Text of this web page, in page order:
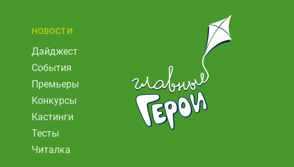
НОВОСТИ
Дайджест
События
Премьеры
Конкурсы
Кастинги
Тесты
Читалка